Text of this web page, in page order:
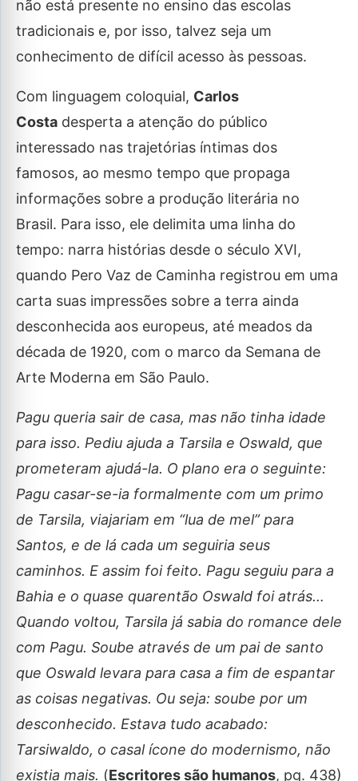
não está presente no ensino das escolas
tradicionais e, por isso, talvez seja um
conhecimento de difícil acesso às pessoas.
Com linguagem coloquial, Carlos
Costa desperta a atenção do público
interessado nas trajetórias íntimas dos
famosos, ao mesmo tempo que propaga
informações sobre a produção literária no
Brasil. Para isso, ele delimita uma linha do
tempo: narra histórias desde o século XVI,
quando Pero Vaz de Caminha registrou em uma
carta suas impressões sobre a terra ainda
desconhecida aos europeus, até meados da
década de 1920, com o marco da Semana de
Arte Moderna em São Paulo.
Pagu queria sair de casa, mas não tinha idade
para isso. Pediu ajuda a Tarsila e Oswald, que
prometeram ajudá-la. O plano era o seguinte:
Pagu casar-se-ia formalmente com um primo
de Tarsila, viajariam em “lua de mel” para
Santos, e de lá cada um seguiria seus
caminhos. E assim foi feito. Pagu seguiu para a
Bahia e o quase quarentão Oswald foi atrás…
Quando voltou, Tarsila já sabia do romance dele
com Pagu. Soube através de um pai de santo
que Oswald levara para casa a fim de espantar
as coisas negativas. Ou seja: soube por um
desconhecido. Estava tudo acabado:
Tarsiwaldo, o casal ícone do modernismo, não
existia mais. (Escritores são humanos, pg. 438)